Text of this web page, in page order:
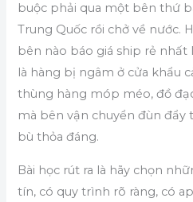
buộc phải qua một bên thứ
Trung Quốc rồi chở về nước.
bên nào báo giá ship rẻ nhất
là hàng bị ngâm ở cửa khẩu
thùng hàng móp méo, đồ
mà bên vận chuyển đùn đẩy
bù thỏa đáng.
Bài học rút ra là hãy chọn
tín, có quy trình rõ ràng, có